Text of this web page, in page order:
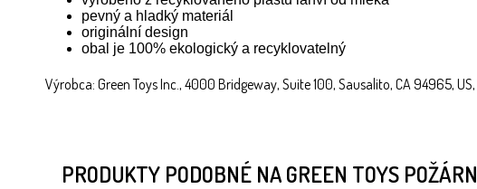
pevný a hladký materiál
originální design
obal je 100% ekologický a recyklovatelný
Výrobca: Green Toys Inc., 4000 Bridgeway, Suite 100, Sausalito, CA 94965,
PRODUKTY PODOBNÉ NA GREEN TOYS